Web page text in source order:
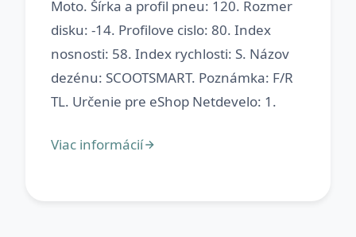
Moto. Šírka a profil pneu: 120. Rozmer
disku: -14. Profilove cislo: 80. Index
nosnosti: 58. Index rychlosti: S. Názov
dezénu: SCOOTSMART. Poznámka: F/R